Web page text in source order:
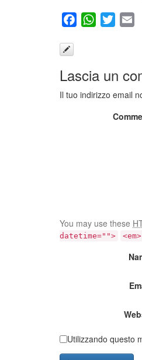
FacebookWhatsApp
Twitter
Lascia un
Il tuo indirizzo email
You may use these
datetime="">
<em>
Utilizzando questo